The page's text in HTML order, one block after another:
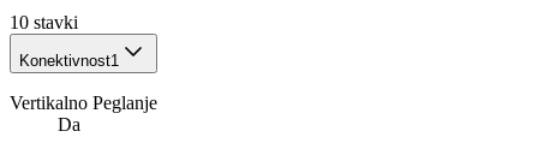
10 stavki
Konektivnost1
Vertikalno Peglanje
Da